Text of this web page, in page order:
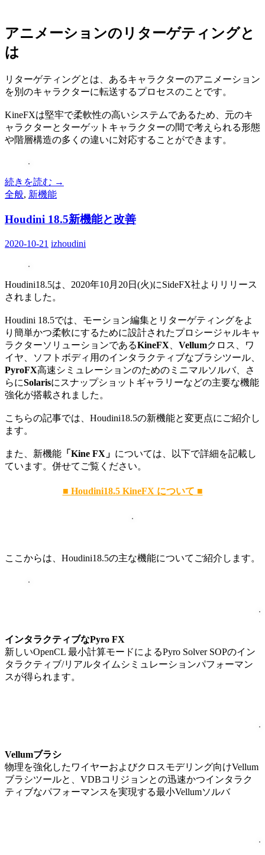
アニメーションのリターゲティングと
は
リターゲティングとは、あるキャラクターのアニメーション
を別のキャラクターに転送するプロセスのことです。
KineFXは堅牢で柔軟性の高いシステムであるため、元のキ
ャラクターとターゲットキャラクターの間で考えられる形態
や階層構造の多くの違いに対応することができます。
続きを読む →
全般, 新機能
Houdini 18.5新機能と改善
2020-10-21 izhoudini
Houdini18.5は、2020年10月20日(火)にSideFX社よりリリース
されました。
Houdini 18.5では、モーション編集とリターゲティングをよ
り簡単かつ柔軟にするために設計されたプロシージャルキャ
ラクターソリューションであるKineFX Vellumクロス、ワ
イヤ、ソフトボディ用のインタラクティブなブラシツール、
PyroFX高速シミュレーションのためのミニマルソルバ、さ
らにSolarisにスナップショットギャラリーなどの主要な機能
強化が搭載されました。
こちらの記事では、Houdini18.5の新機能と変更点にご紹介し
ます。
また、新機能 「Kine FX」 については、以下で詳細を記載し
ています。併せてご覧ください。
■ Houdini18.5 KineFX について ■
ここからは、Houdini18.5の主な機能についてご紹介します。
インタラクティブなPyro FX
新しいOpenCL 最小計算モードによるPyro Solver SOPのイン
タラクティブ/リアルタイムシミュレーションパフォーマン
スが得られます。
Vellumブラシ
物理を強化したワイヤーおよびクロスモデリング向けVellum
ブラシツールと、VDBコリジョンとの迅速かつインタラク
ティブなパフォーマンスを実現する最小Vellumソルバ